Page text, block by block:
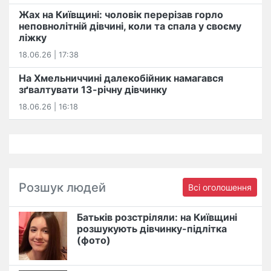
Жах на Київщині: чоловік перерізав горло
неповнолітній дівчині, коли та спала у своєму
ліжку
18.06.26 | 17:38
На Хмельниччині далекобійник намагався
зґвалтувати 13-річну дівчинку
18.06.26 | 16:18
Розшук людей Всі оголошення
Батьків розстріляли: на Київщині
розшукують дівчинку-підлітка
(фото)